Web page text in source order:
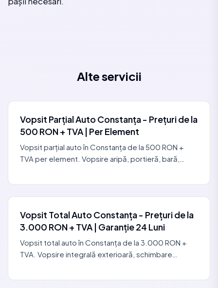
Alte servicii
Vopsit Parțial Auto Constanța - Prețuri de la
500 RON + TVA | Per Element
Vopsit parțial auto în Constanța de la 500 RON +
TVA per element. Vopsire aripă, portieră, bară,
440 127.
Vopsit Total Auto Constanța - Prețuri de la
3.000 RON + TVA | Garanție 24 Luni
Vopsit total auto în Constanța de la 3.000 RON +
TVA. Vopsire integrală exterioară, schimbare
garanție comercială.